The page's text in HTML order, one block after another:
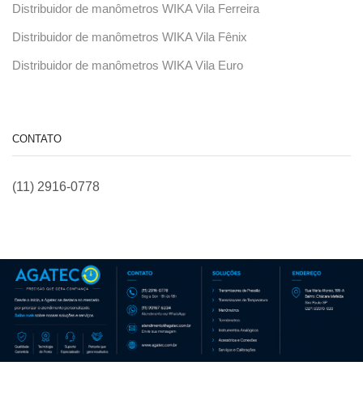
Distribuidor de manômetros WIKA Vila Ferreira
Distribuidor de manômetros WIKA Vila Fênix
Distribuidor de manômetros WIKA Vila Euro
CONTATO
(11) 2916-0778